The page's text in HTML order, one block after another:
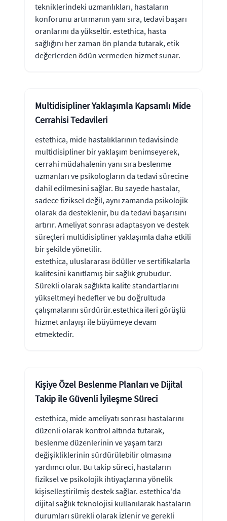
tekniklerindeki uzmanlıkları, hastaların
konforunu artırmanın yanı sıra, tedavi başarı
oranlarını da yükseltir. estethica, hasta
sağlığını her zaman ön planda tutarak, etik
değerlerden ödün vermeden hizmet sunar.
Multidisipliner Yaklaşımla Kapsamlı Mide
Cerrahisi Tedavileri
estethica, mide hastalıklarının tedavisinde
multidisipliner bir yaklaşım benimseyerek,
cerrahi müdahalenin yanı sıra beslenme
uzmanları ve psikologların da tedavi sürecine
dahil edilmesini sağlar. Bu sayede hastalar,
sadece fiziksel değil, aynı zamanda psikolojik
olarak da desteklenir, bu da tedavi başarısını
artırır. Ameliyat sonrası adaptasyon ve destek
süreçleri multidisipliner yaklaşımla daha etkili
bir şekilde yönetilir.
estethica, uluslararası ödüller ve sertifikalarla
kalitesini kanıtlamış bir sağlık grubudur.
Sürekli olarak sağlıkta kalite standartlarını
yükseltmeyi hedefler ve bu doğrultuda
çalışmalarını sürdürür.estethica ileri görüşlü
hizmet anlayışı ile büyümeye devam
etmektedir.
Kişiye Özel Beslenme Planları ve Dijital
Takip ile Güvenli İyileşme Süreci
estethica, mide ameliyatı sonrası hastalarını
düzenli olarak kontrol altında tutarak,
beslenme düzenlerinin ve yaşam tarzı
değişikliklerinin sürdürülebilir olmasına
yardımcı olur. Bu takip süreci, hastaların
fiziksel ve psikolojik ihtiyaçlarına yönelik
kişiselleştirilmiş destek sağlar. estethica'da
dijital sağlık teknolojisi kullanılarak hastaların
durumları sürekli olarak izlenir ve gerekli